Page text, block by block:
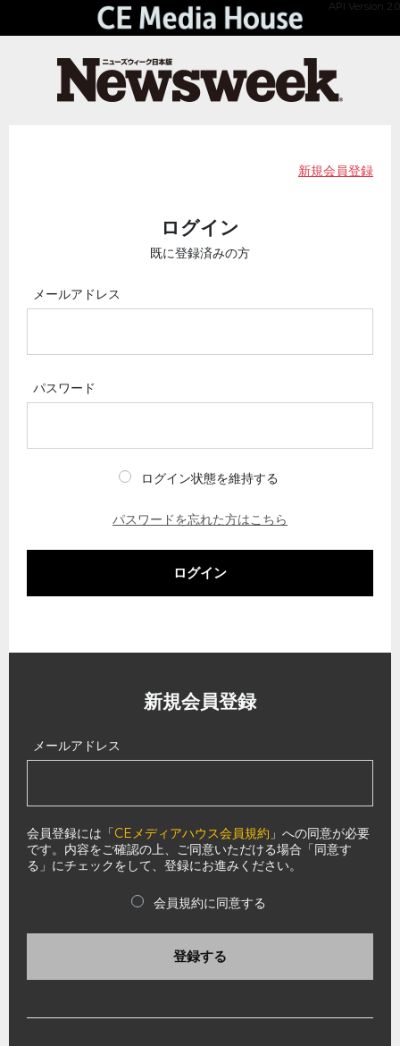
API Version 2.0
新規会員登録
ログイン
既に登録済みの方
メールアドレス
パスワード
ログイン状態を維持する
パスワードを忘れた方はこちら
ログイン
新規会員登録
メールアドレス
会員登録には「CEメディアハウス会員規約 」への同意が必要
です。内容をご確認の上、ご同意いただける場合「同意す
る」にチェックをして、登録にお進みください。
会員規約に同意する
登録する